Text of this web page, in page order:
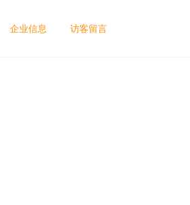
企业信息 访客留言